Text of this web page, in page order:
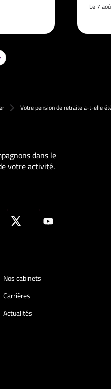
Le 7
Votre pension de retraite a-t-elle
dans le
votre activité.
Nos cabinets
Carrières
Actualités